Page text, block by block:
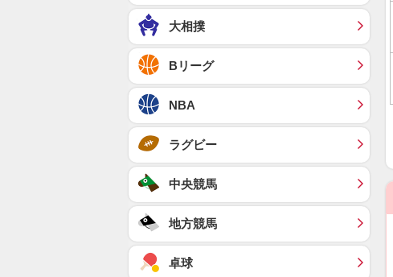
大相撲
Bリーグ
NBA
ラグビー
中央競馬
地方競馬
卓球